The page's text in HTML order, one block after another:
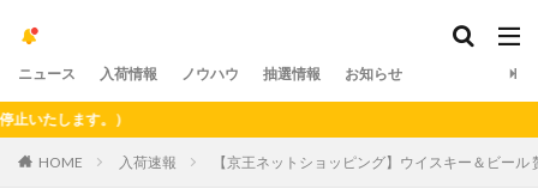
ニュース 入荷情報 ノウハウ 抽選情報 お知らせ
します。）
HOME 入荷速報 【京王ネットショッピング】ウイスキー＆ビール